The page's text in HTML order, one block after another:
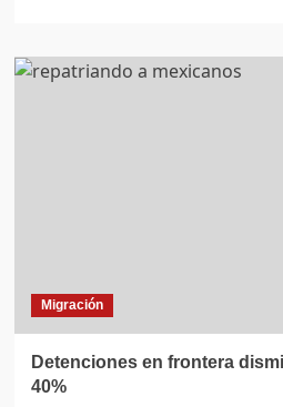
Migración
Detenciones en frontera
40%